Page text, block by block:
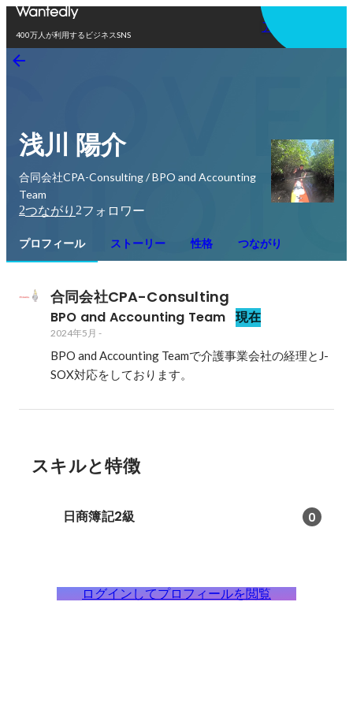
400万人が利用するビジネスSNS
アプリを使う
浅川 陽介
合同会社CPA-Consulting / BPO and Accounting
Team
2つながり 2フォロワー
プロフィール ストーリー 性格 つながり
合同会社CPA-Consulting
BPO and Accounting Team 現在
2024年5月 -
BPO and Accounting Teamで介護事業会社の経理とJ-
SOX対応をしております。
スキルと特徴
日商簿記2級 0
ログインしてプロフィールを閲覧